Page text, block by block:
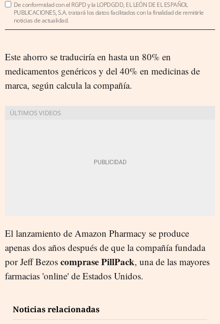
De conformidad con el RGPD y la LOPDGDD, EL LEÓN DE EL ESPAÑOL
PUBLICACIONES, S.A. tratará los datos facilitados con la finalidad de remitirle
noticias de actualidad.
Este ahorro se traduciría en hasta un 80% en
medicamentos genéricos y del 40% en medicinas de
marca, según calcula la compañía.
El lanzamiento de Amazon Pharmacy se produce
apenas dos años después de que la compañía fundada
por Jeff Bezos comprase PillPack, una de las mayores
farmacias 'online' de Estados Unidos.
Noticias relacionadas